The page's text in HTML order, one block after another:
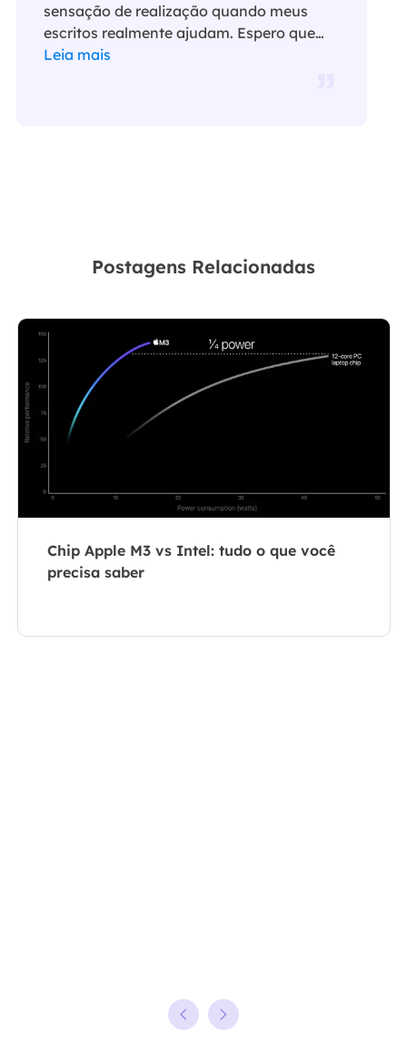
sensação de realização quando meus
escritos realmente ajudam. Espero que
gostem de sua estadia no EaseUS e
Leia mais
Postagens Relacionadas
Chip Apple M3 vs Intel: tudo o que você
precisa saber